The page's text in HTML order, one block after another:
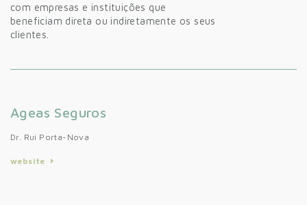
com empresas e instituições que
beneficiam direta ou indiretamente os seus
clientes.
Ageas Seguros
Dr. Rui Porta-Nova
website